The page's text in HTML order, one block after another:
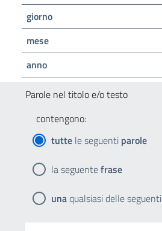
giorno
mese
anno
Parole nel titolo e/o testo
contengono:
tutte le seguenti parole
la seguentefrase
unaqualsiasi delle seguenti